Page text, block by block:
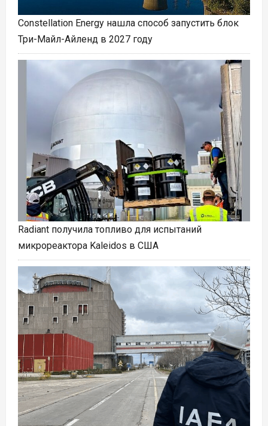
Constellation Energy нашла способ запустить блок
Три-Майл-Айленд в 2027 году
Radiant получила топливо для испытаний
микрореактора Kaleidos в США